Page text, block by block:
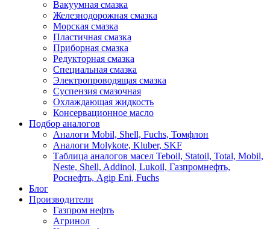
Вакуумная смазка
Железнодорожная смазка
Морская смазка
Пластичная смазка
Приборная смазка
Редукторная смазка
Специальная смазка
Электропроводящая смазка
Суспензия смазочная
Охлаждающая жидкость
Консервационное масло
Подбор аналогов
Аналоги Mobil, Shell, Fuchs, Томфлон
Аналоги Molykote, Kluber, SKF
Таблица аналогов масел Teboil, Statoil, Total, Mobil,
Neste, Shell, Addinol, Lukoil, Газпромнефть,
Роснефть, Agip Eni, Fuchs
Блог
Производители
Газпром нефть
Агринол